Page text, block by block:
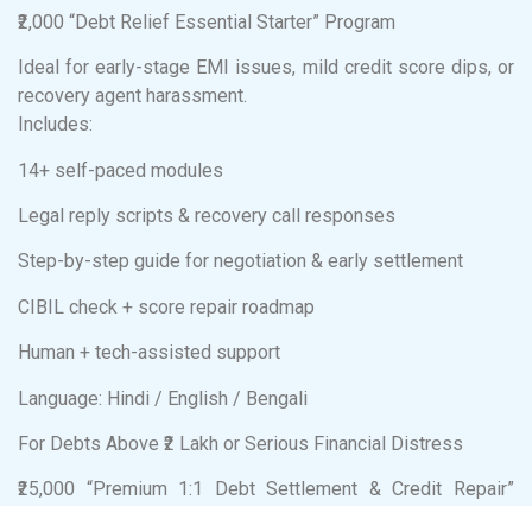
₹2,000 “Debt Relief Essential Starter” Program
Ideal for early-stage EMI issues, mild credit score dips, or
recovery agent harassment.
Includes:
14+ self-paced modules
Legal reply scripts & recovery call responses
Step-by-step guide for negotiation & early settlement
CIBIL check + score repair roadmap
Human + tech-assisted support
Language: Hindi / English / Bengali
For Debts Above ₹2 Lakh or Serious Financial Distress
₹25,000 “Premium 1:1 Debt Settlement & Credit Repair”